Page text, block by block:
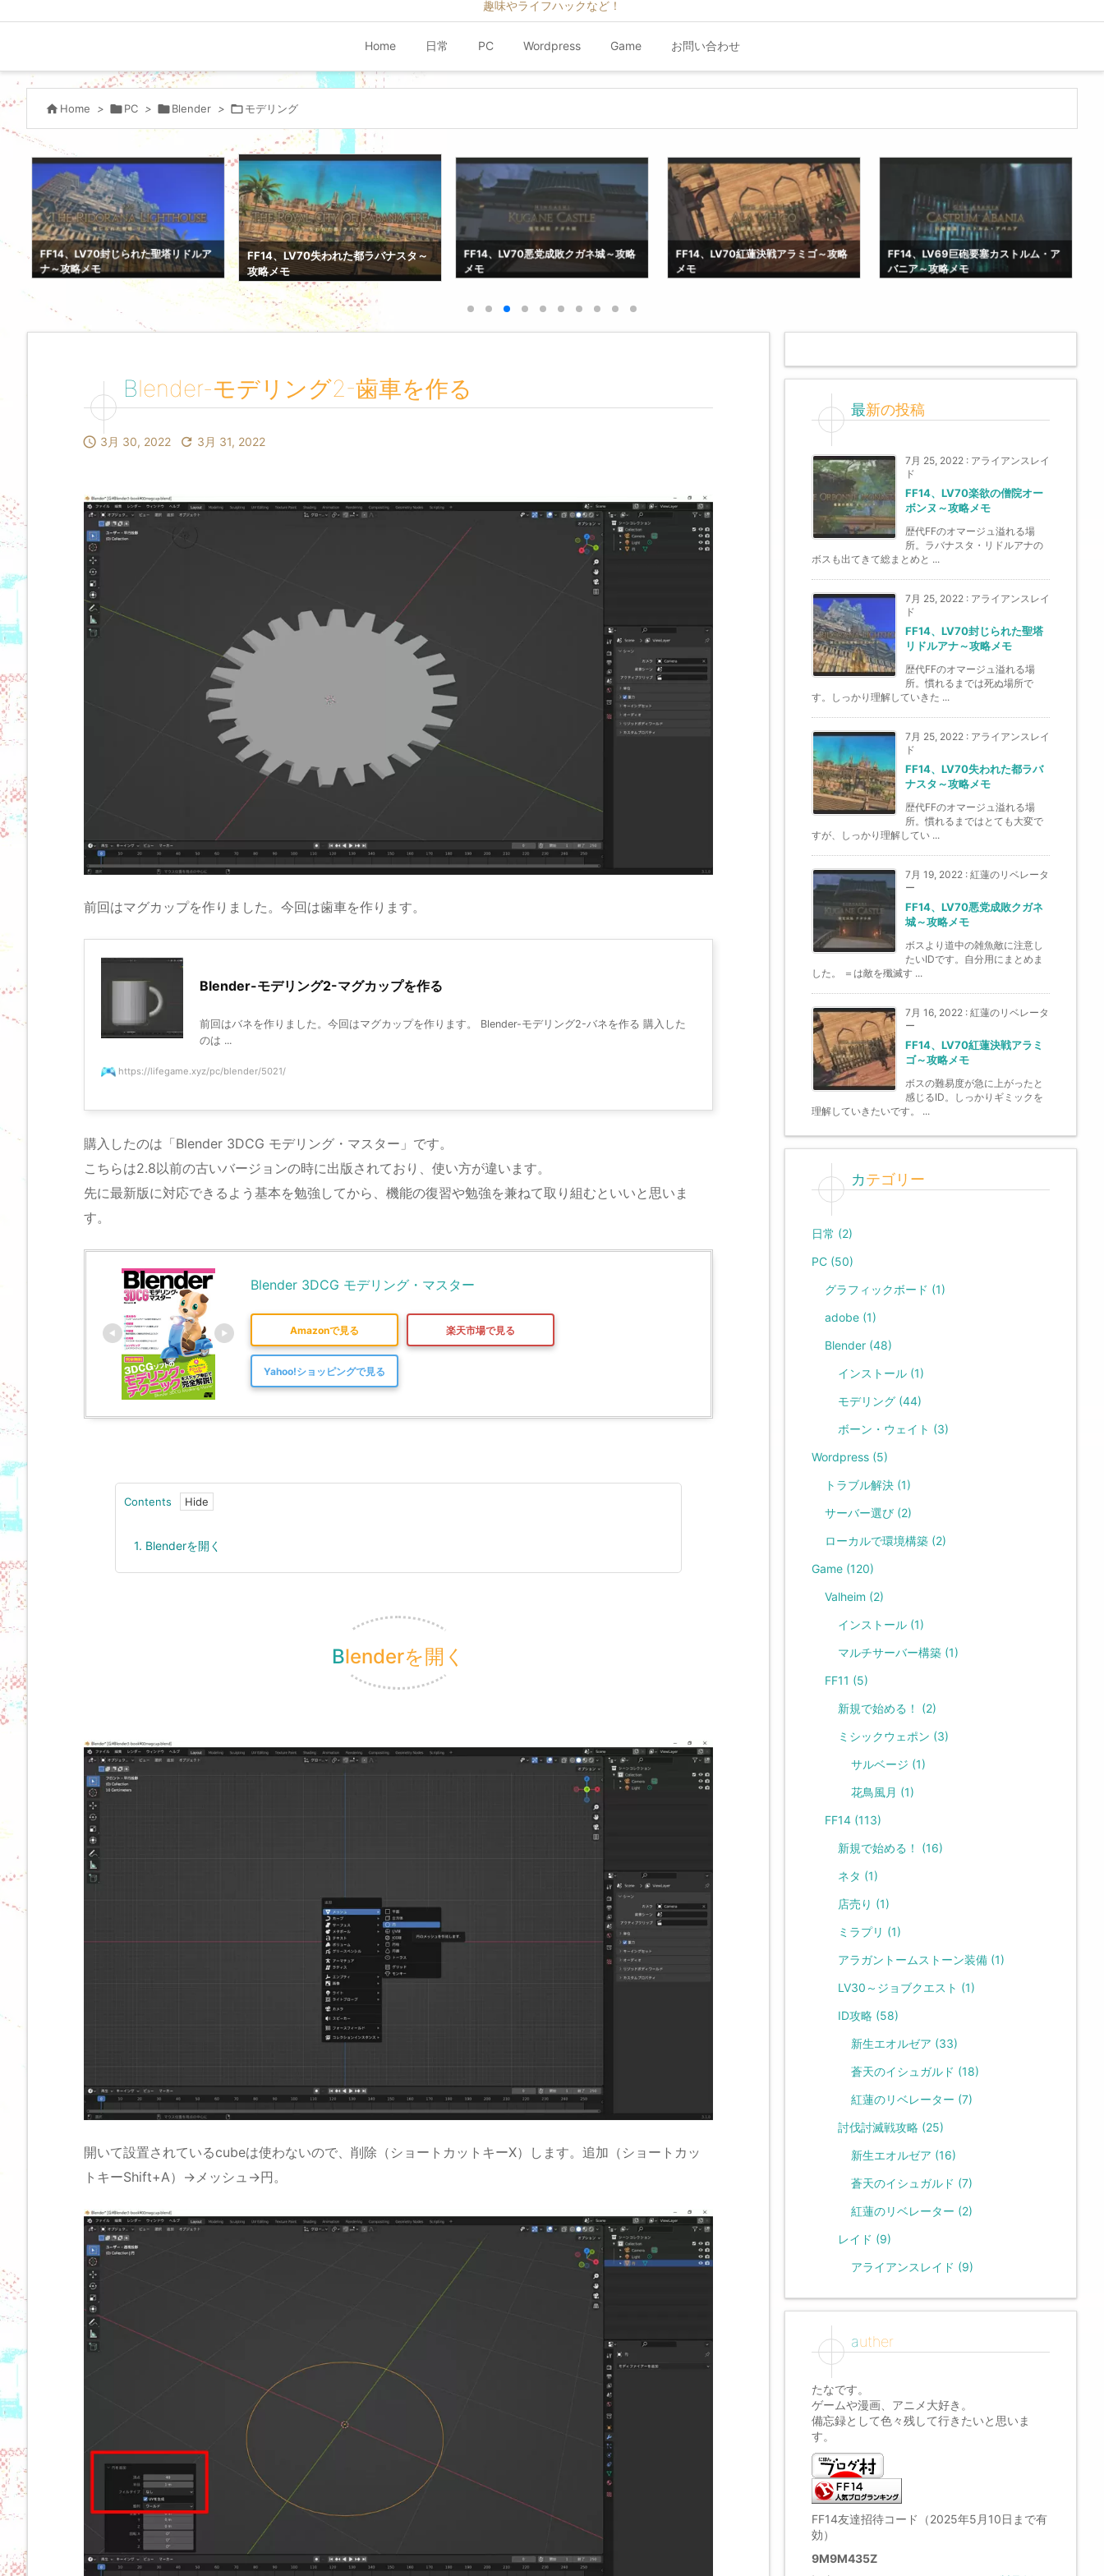
趣味やライフハックなど！
Home 日常 PC Wordpress Game お問い合わせ
 Home > PC > Blender > モデリング
FF14、LV70失われた都ラバナスタ～
攻略メモ
FF14、LV70悪党成敗クガネ城～攻略
メモ
FF14、LV70紅蓮決戦アラミゴ～攻略
メモ
FF14、LV69巨砲要塞カストルム・ア
バニア～攻略メモ
FF14、LV67ラクシュミ討滅戦～攻略
メモ
Blender-モデリング2-歯車を作る
 3月 30, 2022  3月 31, 2022
前回はマグカップを作りました。今回は歯車を作ります。
Blender-モデリング2-マグカップを作る
前回はバネを作りました。今回はマグカップを作ります。 Blender-モデリング2-バネを作る 購入した
のは ...
https://lifegame.xyz/pc/blender/5021/
購入したのは「Blender 3DCG モデリング・マスター」です。
こちらは2.8以前の古いバージョンの時に出版されており、使い方が違います。
先に最新版に対応できるよう基本を勉強してから、機能の復習や勉強を兼ねて取り組むといいと思いま
す。
Blender 3DCG モデリング・マスター
Amazonで見る 楽天市場で見る
Yahoo!ショッピングで見る
Contents
1. Blenderを開く
Blenderを開く
開いて設置されているcubeは使わないので、削除（ショートカットキーX）します。追加（ショートカッ
トキーShift+A）→メッシュ→円。
最新の投稿
7月 25, 2022 : アライアンスレイ
ド
FF14、LV70楽欲の僧院オー
ボンヌ～攻略メモ
歴代FFのオマージュ溢れる場
所。ラバナスタ・リドルアナの
ボスも出てきて総まとめと ...
7月 25, 2022 : アライアンスレイ
ド
FF14、LV70封じられた聖塔
リドルアナ～攻略メモ
歴代FFのオマージュ溢れる場
所。慣れるまでは死ぬ場所で
す。しっかり理解していきた ...
7月 25, 2022 : アライアンスレイ
ド
FF14、LV70失われた都ラバ
ナスタ～攻略メモ
歴代FFのオマージュ溢れる場
所。慣れるまではとても大変で
すが、しっかり理解してい ...
7月 19, 2022 : 紅蓮のリベレータ
ー
FF14、LV70悪党成敗クガネ
城～攻略メモ
ボスより道中の雑魚敵に注意し
たいIDです。自分用にまとめま
した。 ＝は敵を殲滅す ...
7月 16, 2022 : 紅蓮のリベレータ
ー
FF14、LV70紅蓮決戦アラミ
ゴ～攻略メモ
ボスの難易度が急に上がったと
感じるID。しっかりギミックを
理解していきたいです。 ...
カテゴリー
日常 (2)
PC (50)
グラフィックボード (1)
adobe (1)
Blender (48)
インストール (1)
モデリング (44)
ボーン・ウェイト (3)
Wordpress (5)
トラブル解決 (1)
サーバー選び (2)
ローカルで環境構築 (2)
Game (120)
Valheim (2)
インストール (1)
マルチサーバー構築 (1)
FF11 (5)
新規で始める！ (2)
ミシックウェポン (3)
サルベージ (1)
花鳥風月 (1)
FF14 (113)
新規で始める！ (16)
ネタ (1)
店売り (1)
ミラプリ (1)
アラガントームストーン装備 (1)
LV30～ジョブクエスト (1)
ID攻略 (58)
新生エオルゼア (33)
蒼天のイシュガルド (18)
紅蓮のリベレーター (7)
討伐討滅戦攻略 (25)
新生エオルゼア (16)
蒼天のイシュガルド (7)
紅蓮のリベレーター (2)
レイド (9)
アライアンスレイド (9)
auther
たなです。
ゲームや漫画、アニメ大好き。
備忘録として色々残して行きたいと思いま
す。
FF14友達招待コード（2025年5月10日まで有
効）
9M9M435Z